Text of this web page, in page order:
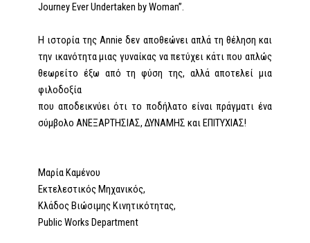
Journey Ever Undertaken by Woman”.
H ιστορία της Annie δεν αποθεώνει απλά τη θέληση και
την ικανότητα μιας γυναίκας να πετύχει κάτι που απλώς
θεωρείτο έξω από τη φύση της, αλλά αποτελεί μια
φιλοδοξία
που αποδεικνύει ότι το ποδήλατο είναι πράγματι ένα
σύμβολο ΑΝΕΞΑΡΤΗΣΙΑΣ, ΔΥΝΑΜΗΣ και ΕΠΙΤΥΧΙΑΣ!
Μαρία Καμένου
Εκτελεστικός Μηχανικός,
Κλάδος Βιώσιμης Κινητικότητας,
Public Works Department